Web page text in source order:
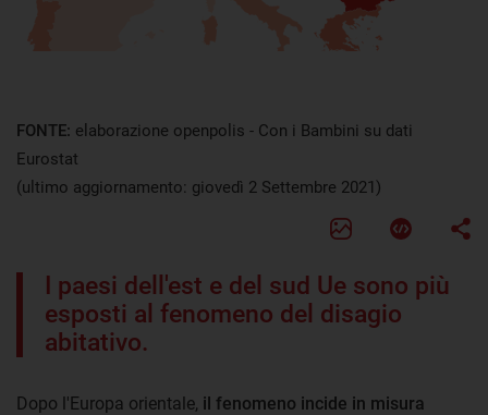
FONTE: elaborazione openpolis - Con i Bambini su dati
Eurostat
(ultimo aggiornamento: giovedì 2 Settembre 2021)
I paesi dell'est e del sud Ue sono più
esposti al fenomeno del disagio
abitativo.
Dopo l'Europa orientale, il fenomeno incide in misura